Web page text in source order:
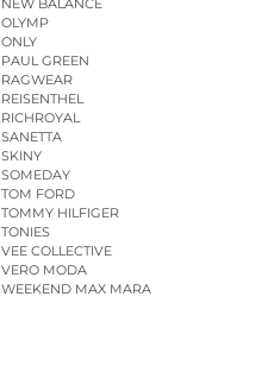
OLYMP
ONLY
PAUL GREEN
RAGWEAR
REISENTHEL
RICHROYAL
SANETTA
SKINY
SOMEDAY
TOM FORD
TOMMY HILFIGER
TONIES
VEE COLLECTIVE
VERO MODA
WEEKEND MAX MARA